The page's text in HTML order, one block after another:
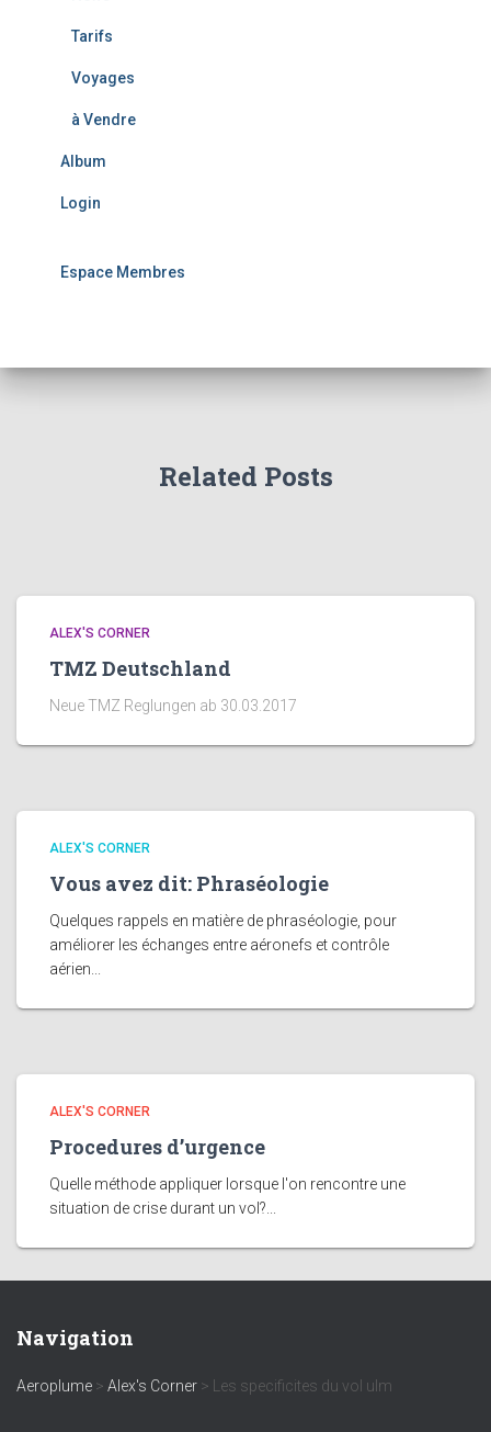
Tarifs
Voyages
à Vendre
Album
Login
Espace Membres
Related Posts
ALEX'S CORNER
TMZ Deutschland
Neue TMZ Reglungen ab 30.03.2017
ALEX'S CORNER
Vous avez dit: Phraséologie
Quelques rappels en matière de phraséologie, pour
améliorer les échanges entre aéronefs et contrôle
aérien...
ALEX'S CORNER
Procedures d’urgence
Quelle méthode appliquer lorsque l'on rencontre une
situation de crise durant un vol?...
Navigation
Aeroplume > Alex's Corner > Les specificites du vol ulm